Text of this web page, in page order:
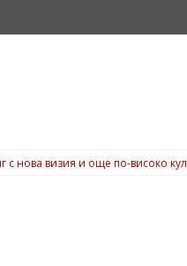
с нова визия и още по-високо